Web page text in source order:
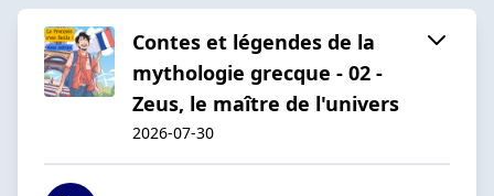
Contes et légendes de la
mythologie grecque - 02 -
Zeus, le maître de l'univers
2026-07-30